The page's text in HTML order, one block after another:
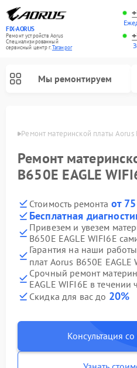
FIX-AORUS
Ремонт устройств Aorus
Специализированный
cервисный центр г.Таганрог
Мы ремонтируем
Ремонт материнской платы Aorus
Ремонт
B650E EAGLE
Стоимость ремонта от
Бесплатная
Привезем и увезем
B650E EAGLE WIFI6E
Гарантия на наши
плат Aorus B650E EAGLE
Срочный ремонт
EAGLE WIFI6E в течении
Скидка для вас до 20%
Консультация